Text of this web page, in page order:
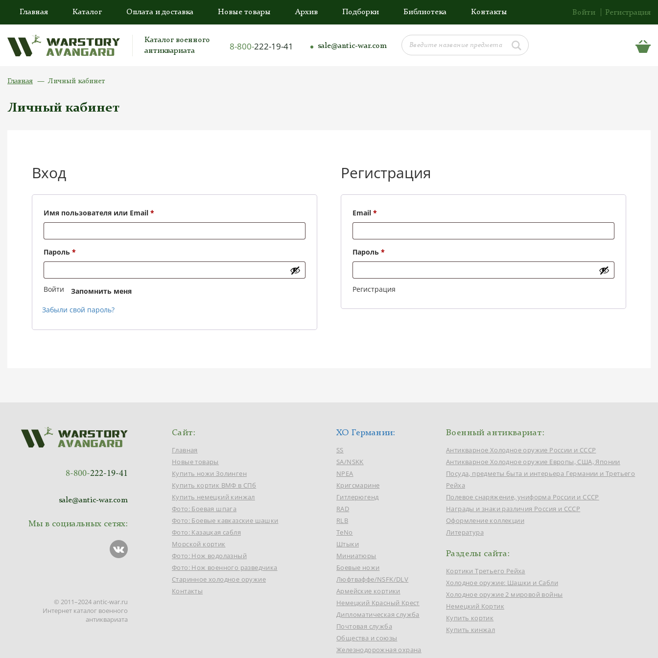
Главная Каталог Оплата и доставка Новые товары Архив Подборки Библиотека Контакты Войти Регистрация
Каталог военного
антиквариата
8-800-222-19-41 sale@antic-war.com
Главная Личный кабинет
Личный кабинет
Вход
Имя пользователя или Email *Обязательно
Пароль *Обязательно
Запомнить меня
Войти
Забыли свой пароль?
Регистрация
Email*Обязательно
Пароль*Обязательно
Регистрация
8-800-222-19-41
sale@antic-war.com
Мы в социальных сетях:
© 2011–2024 antic-war.ru
Интернет каталог военного
антиквариата
Сайт:
Главная
Новые товары
Купить ножи Золинген
Купить кортик ВМФ в СПб
Купить немецкий кинжал
Фото: Боевая шпага
Фото: Боевые кавказские шашки
Фото: Казацкая сабля
Морской кортик
Фото: Нож водолазный
Фото: Нож военного разведчика
Старинное холодное оружие
Контакты
ХО Германии:
SS
SA/NSKK
NPEA
Кригсмарине
Гитлерюгенд
RAD
RLB
TeNo
Штыки
Миниатюры
Боевые ножи
Люфтваффе/NSFK/DLV
Армейские кортики
Немецкий Красный Крест
Дипломатическая служба
Почтовая служба
Общества и союзы
Железнодорожная охрана
Военный антиквариат:
Антикварное Холодное оружие России и СССР
Антикварное Холодное оружие Европы, США, Японии
Посуда, предметы быта и интерьера Германии и Третьего
Рейха
Полевое снаряжение, униформа России и СССР
Награды и знаки различия Россия и СССР
Оформление коллекции
Литература
Разделы сайта:
Кортики Третьего Рейха
Холодное оружие: Шашки и Сабли
Холодное оружие 2 мировой войны
Немецкий Кортик
Купить кортик
Купить кинжал